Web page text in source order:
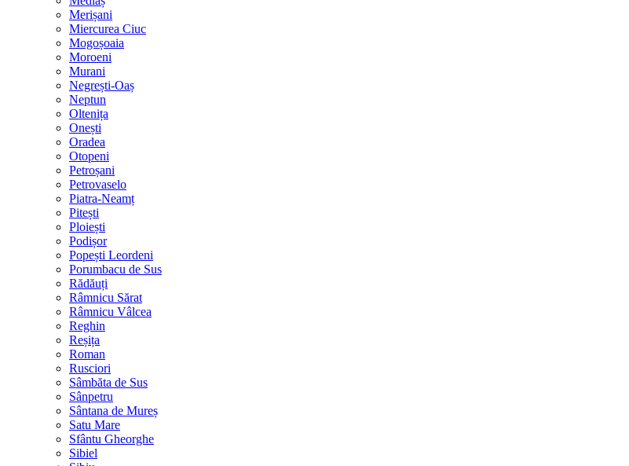
Merișani
Miercurea Ciuc
Mogoșoaia
Moroeni
Murani
Negrești-Oaș
Neptun
Oltenița
Onești
Oradea
Otopeni
Petroșani
Petrovaselo
Piatra-Neamț
Pitești
Ploiești
Podișor
Popești Leordeni
Porumbacu de Sus
Rădăuți
Râmnicu Sărat
Râmnicu Vâlcea
Reghin
Reșița
Roman
Rusciori
Sâmbăta de Sus
Sânpetru
Sântana de Mureș
Satu Mare
Sfântu Gheorghe
Sibiel